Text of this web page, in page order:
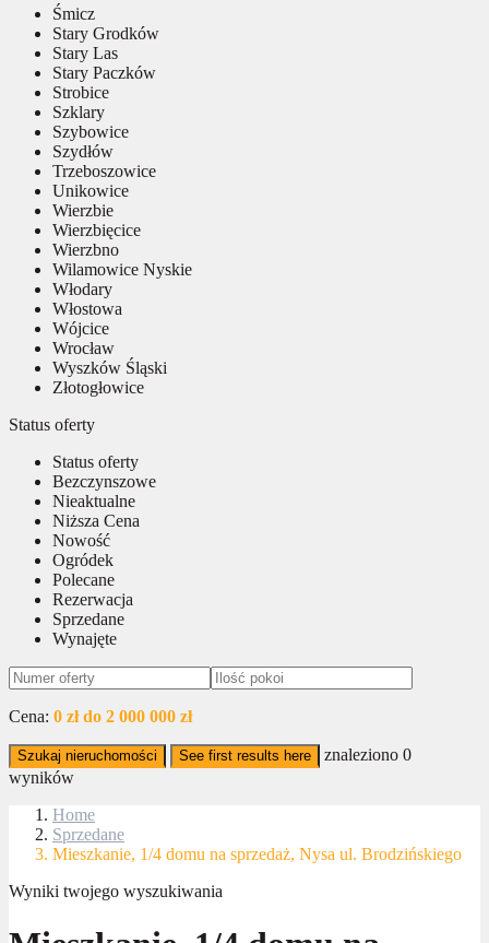
Śmicz
Stary Grodków
Stary Las
Stary Paczków
Strobice
Szklary
Szybowice
Szydłów
Trzeboszowice
Unikowice
Wierzbie
Wierzbięcice
Wierzbno
Wilamowice Nyskie
Włodary
Włostowa
Wójcice
Wrocław
Wyszków Śląski
Złotogłowice
Status oferty
Status oferty
Bezczynszowe
Nieaktualne
Niższa Cena
Nowość
Ogródek
Polecane
Rezerwacja
Sprzedane
Wynajęte
Cena: 0 zł do 2 000 000 zł
Szukaj nieruchomości See first results here znaleziono 0
wyników
Home
Sprzedane
Mieszkanie, 1/4 domu na sprzedaż, Nysa ul. Brodzińskiego
Wyniki twojego wyszukiwania